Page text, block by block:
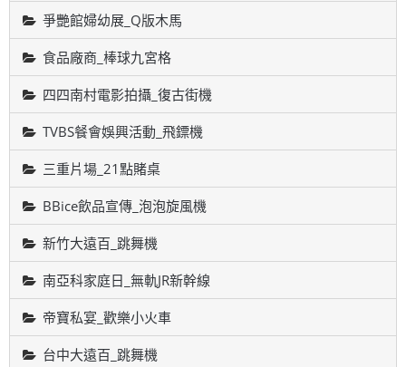
爭艷館婦幼展_Q版木馬
食品廠商_棒球九宮格
四四南村電影拍攝_復古街機
TVBS餐會娛興活動_飛鏢機
三重片場_21點賭桌
BBice飲品宣傳_泡泡旋風機
新竹大遠百_跳舞機
南亞科家庭日_無軌JR新幹線
帝寶私宴_歡樂小火車
台中大遠百_跳舞機